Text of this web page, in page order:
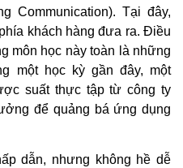
Communication). Tại đây,
khách hàng đưa ra. Điều
môn học này toàn là những
một học kỳ gần đây, một
suất thực tập từ công ty
để quảng bá ứng dụng
dẫn, nhưng không hề dễ